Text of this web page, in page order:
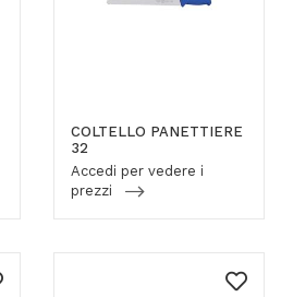
COLTELLO PANETTIERE
32
Accedi per vedere i
prezzi